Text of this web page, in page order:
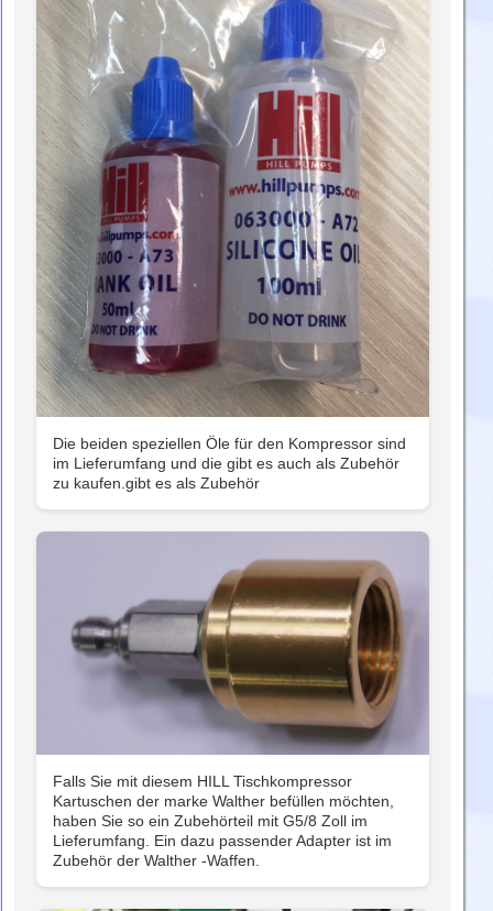
Die beiden speziellen Öle für den Kompressor sind
im Lieferumfang und die gibt es auch als Zubehör
zu kaufen.gibt es als Zubehör
Falls Sie mit diesem HILL Tischkompressor
Kartuschen der marke Walther befüllen möchten,
haben Sie so ein Zubehörteil mit G5/8 Zoll im
Lieferumfang. Ein dazu passender Adapter ist im
Zubehör der Walther -Waffen.